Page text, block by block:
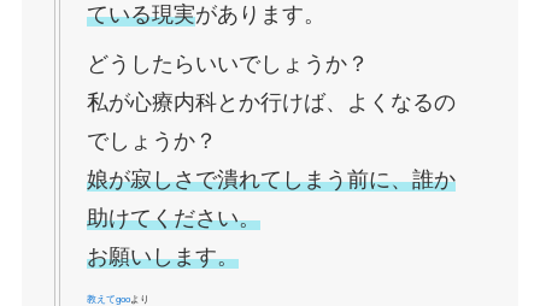
ている現実があります。
どうしたらいいでしょうか？
私が心療内科とか行けば、よくなるの
でしょうか？
娘が寂しさで潰れてしまう前に、誰か
助けてください。
お願いします。
教えてgooより